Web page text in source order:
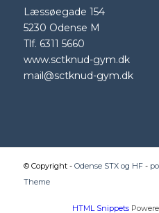
Læssøegade 154
5230 Odense M
Tlf. 6311 5660
www.sctknud-gym.dk
mail@sctknud-gym.dk
© Copyright - Odense STX og HF-
Theme
HTML Snippets